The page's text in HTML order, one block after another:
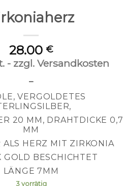
28.00 €
- zzgl. Versandkosten
–
VERGOLDETES
20 MM, DRAHTDICKE 0,7
MM
ALS HERZ MIT ZIRKONIA
GOLD BESCHICHTET
LÄNGE 7MM
3 vorrätig